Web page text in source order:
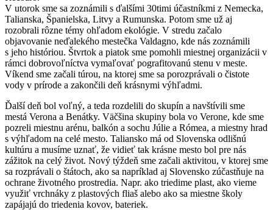
V utorok sme sa zoznámili s ďalšími 30timi účastníkmi z Nemecka,
Talianska, Španielska, Litvy a Rumunska. Potom sme už aj
rozobrali rôzne témy ohľadom ekológie. V stredu začalo
objavovanie neďalekého mestečka Valdagno, kde nás zoznámili
s jeho históriou. Štvrtok a piatok sme pomohli miestnej organizácii v
rámci dobrovoľníctva vymaľovať pografitovanú stenu v meste.
Víkend sme začali túrou, na ktorej sme sa porozprávali o čistote
vody v prírode a zakončili deň krásnymi výhľadmi.
Ďalší deň bol voľný, a teda rozdelili do skupín a navštívili sme
mestá Verona a Benátky. Väčšina skupiny bola vo Verone, kde sme
pozreli miestnu arénu, balkón a sochu Júlie a Rómea, a miestny hrad
s výhľadom na celé mesto. Taliansko má od Slovenska odlišnú
kultúru a musíme uznať, že vidieť tak krásne mesto bol pre nás
zážitok na celý život. Nový týždeň sme začali aktivitou, v ktorej sme
sa rozprávali o štátoch, ako sa napríklad aj Slovensko zúčastňuje na
ochrane životného prostredia. Napr. ako triedime plast, ako vieme
využiť vrchnáky z plastových fliaš alebo ako sa miestne školy
zapájajú do triedenia kovov, bateriek.